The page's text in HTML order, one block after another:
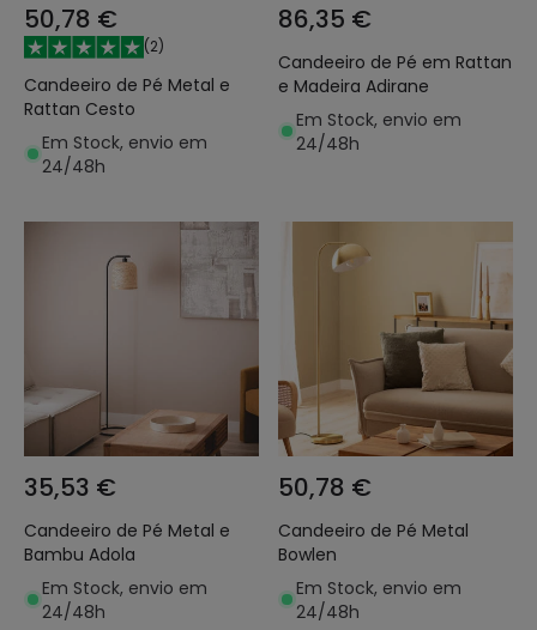
50,78 €
(2)
Candeeiro de Pé Metal e
Rattan Cesto
Em Stock, envio em
24/48h
86,35 €
Candeeiro de Pé em Rattan
e Madeira Adirane
Em Stock, envio em
24/48h
35,53 €
Candeeiro de Pé Metal e
Bambu Adola
Em Stock, envio em
24/48h
50,78 €
Candeeiro de Pé Metal
Bowlen
Em Stock, envio em
24/48h